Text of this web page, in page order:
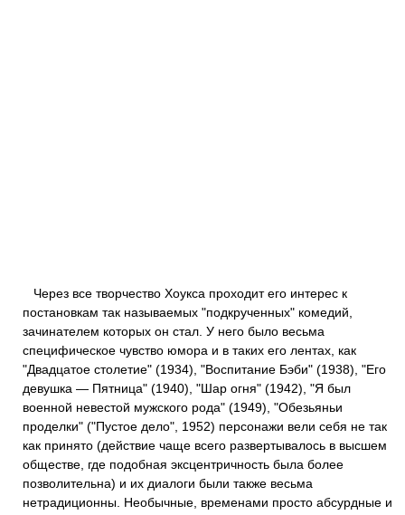
Через все творчество Хоукса проходит его интерес к
постановкам так называемых "подкрученных" комедий,
зачинателем которых он стал. У него было весьма
специфическое чувство юмора и в таких его лентах, как
"Двадцатое столетие" (1934), "Воспитание Бэби" (1938), "Его
девушка — Пятница" (1940), "Шар огня" (1942), "Я был
военной невестой мужского рода" (1949), "Обезьяньи
проделки" ("Пустое дело", 1952) персонажи вели себя не так
как принято (действие чаще всего развертывалось в высшем
обществе, где подобная эксцентричность была более
позволительна) и их диалоги были также весьма
нетрадиционны. Необычные, временами просто абсурдные и